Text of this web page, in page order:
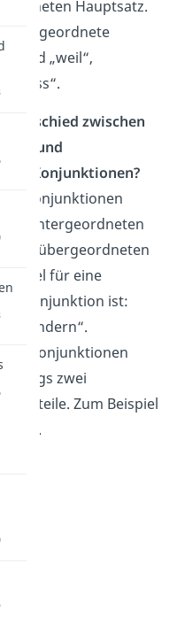
Hauptsatz.
untergeordnete
sind „weil“,
„dass“.
zwischen
und
Konjunktionen?
Konjunktionen
untergeordneten
übergeordneten
für eine
Konjunktion ist:
„sondern“.
Konjunktionen
zwei
Satzteile. Zum Beispiel